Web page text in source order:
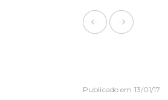
Publicado em 13/01/17